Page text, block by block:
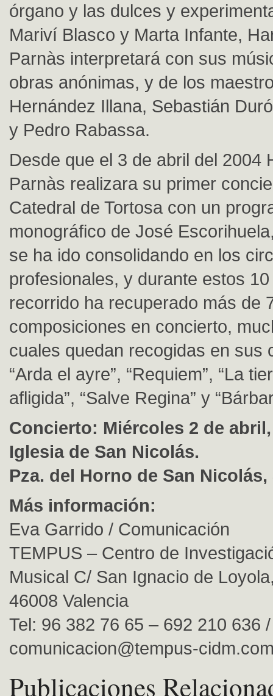
órgano y las dulces y
Mariví Blasco y Marta Infante,
Parnàs interpretará con sus
obras anónimas, y de los
Hernández Illana, Sebastián
y Pedro Rabassa.
Desde que el 3 de abril del 2004
Parnàs realizara su primer
Catedral de Tortosa con un
monográfico de José
se ha ido consolidando en los
profesionales, y durante estos
recorrido ha recuperado más de
composiciones en concierto,
cuales quedan recogidas en sus
“Arda el ayre”, “Requiem”, “La
afligida”, “Salve Regina” y
Concierto: Miércoles 2 de
Iglesia de San Nicolás.
Pza. del Horno de San Nicolás,
Más información:
Eva Garrido / Comunicación
TEMPUS – Centro de
Musical C/ San Ignacio de
46008 Valencia
Tel: 96 382 76 65 – 692 210 636 /
comunicacion@tempus-
Publicaciones